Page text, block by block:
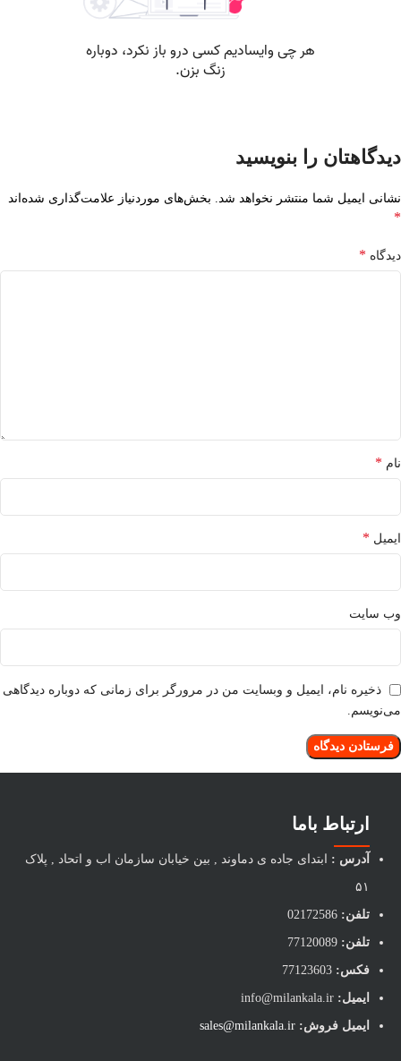
دیدگاهتان را بنویسید
نشانی ایمیل شما منتشر نخواهد شد. بخش‌های موردنیاز علامت‌گذاری شده‌اند
*
دیدگاه *
نام *
ایمیل *
وب‌ سایت
ذخیره نام، ایمیل و وبسایت من در مرورگر برای زمانی که دوباره دیدگاهی
می‌نویسم.
ارتباط باما
آدرس : ابتدای جاده ی دماوند , بین خیابان سازمان اب و اتحاد , پلاک
۵۱
تلفن: 02172586
تلفن:
فکس:
ایمیل:
ایمیل فروش: sales@milankala.ir